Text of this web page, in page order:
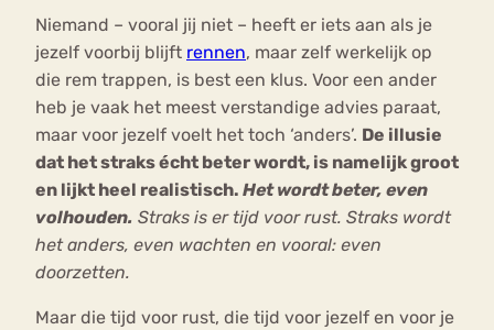
Niemand – vooral jij niet – heeft er iets aan als je
jezelf voorbij blijft rennen, maar zelf werkelijk op
die rem trappen, is best een klus. Voor een ander
heb je vaak het meest verstandige advies paraat,
maar voor jezelf voelt het toch ‘anders’. De illusie
dat het straks écht beter wordt, is namelijk groot
en lijkt heel realistisch. Het wordt beter, even
volhouden. Straks is er tijd voor rust. Straks wordt
het anders, even wachten en vooral: even
doorzetten.
Maar die tijd voor rust, die tijd voor jezelf en voor je